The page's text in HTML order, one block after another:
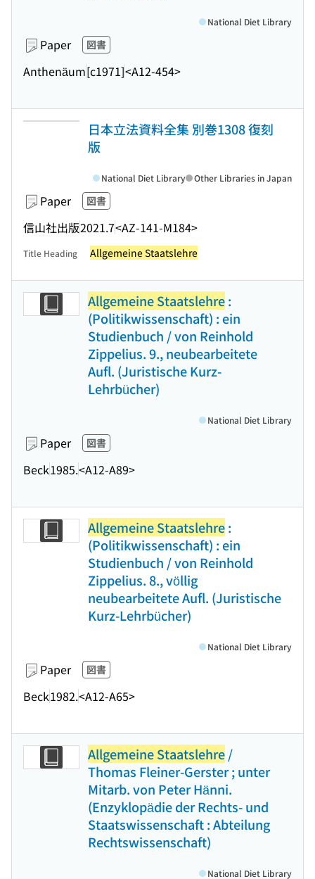
Paper 図書
Anthenäum[c1971]<A12-454>
National Diet Library
日本立法資料全集 別巻1308 復刻
版
Paper 図書
信山社出版2021.7<AZ-141-M184>
National Diet Library Other Libraries in Japan
Title Heading Allgemeine Staatslehre
Allgemeine Staatslehre:
(Politikwissenschaft) : ein
Studienbuch / von Reinhold
Zippelius. 9., neubearbeitete
Aufl. (Juristische Kurz-
Lehrbücher)
Paper 図書
Beck1985.<A12-A89>
National Diet Library
Allgemeine Staatslehre:
(Politikwissenschaft) : ein
Studienbuch / von Reinhold
Zippelius. 8., völlig
neubearbeitete Aufl. (Juristische
Kurz-Lehrbücher)
Paper 図書
Beck1982.<A12-A65>
National Diet Library
Allgemeine Staatslehre/
Thomas Fleiner-Gerster ; unter
Mitarb. von Peter Hänni.
(Enzyklopädie der Rechts- und
Staatswissenschaft : Abteilung
Rechtswissenschaft)
National Diet Library